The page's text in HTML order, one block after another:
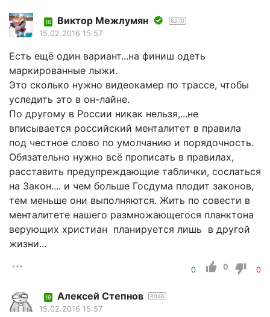
16 Виктор Межлумян 8270
15.02.2016 15:57
Есть ещё один вариант...на финиш одеть
маркированные лыжи.
Это сколько нужно видеокамер по трассе, чтобы
уследить это в он-лайне.
По другому в России никак нельзя,...не
вписывается российский менталитет в правила
под честное слово по умолчанию и порядочность.
Обязательно нужно всё прописать в правилах,
расставить предупреждающие таблички, сослаться
на Закон.... и чем больше Госдума плодит законов,
тем меньше они выполняются. Жить по совести в
менталитете нашего размножающегося планктона
верующих христиан планируется лишь в другой
жизни...
0 0 0
19 Алексей Степнов 8946
15.02.2016 15:57